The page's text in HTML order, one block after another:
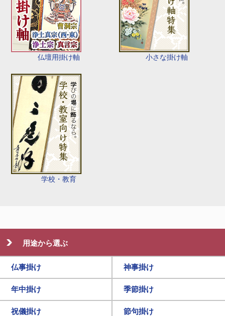
仏壇用掛け軸 小さな掛け軸
学校・教育
用途から選ぶ
仏事掛け 神事掛け
年中掛け 季節掛け
祝儀掛け 節句掛け